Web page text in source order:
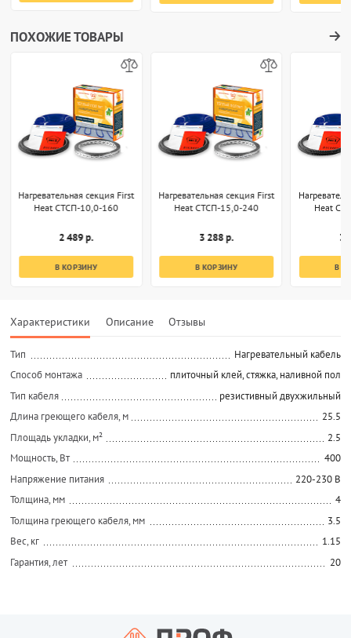
ПОХОЖИЕ ТОВАРЫ
Нагревательная секция First
Heat СТСП-10,0-160
2 489 р.
В КОРЗИНУ
Нагревательная секция First
Heat СТСП-15,0-240
3 288 р.
В КОРЗИНУ
Heat
3
В
Характеристики Описание Отзывы
Тип
Нагревательный кабель
Способ монтажа
плиточный клей, стяжка, наливной пол
Тип кабеля
резистивный двухжильный
Длина греющего кабеля, м
25.5
Площадь укладки, м²
2.5
Мощность, Вт
400
Напряжение питания
220-230 В
Толщина, мм
4
Толщина греющего кабеля, мм
3.5
Вес, кг
1.15
Гарантия, лет
20